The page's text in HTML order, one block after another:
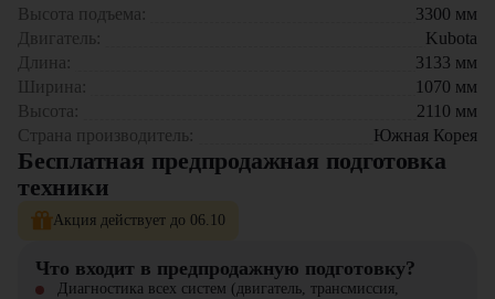
Комфорт
эргономичное рабочее место
оператора с низким уровнем
Универсальность
Дизельный вилочный погрузчик Hyundai 18D-7E эффективно
применяется на складских комплексах, производственных
предприятиях, в логистических центрах и сельском хозяйстве.
Модель отлично подходит для перевозки паллет, штабелирования
грузов и выполнения погрузочно-разгрузочных работ.
Дизельный вилочный погрузчик Hyundai 18D-7E предлагает
excellentное соотношение цены и качества, сочетая в себе
надежность дизельного двигателя с современными
технологическими решениями. Выбор этой модели — это
минимальной стоимостью владения.
Высота подъема:
3300 мм
Двигатель:
Kubota
Длина:
3133 мм
Ширина:
1070 мм
Высота:
2110 мм
Страна производитель:
Южная Корея
Бесплатная предпродажная подготовка
техники
Акция действует до 06.10
Что входит в предпродажную подготовку?
Диагностика всех систем (двигатель, трансмиссия,